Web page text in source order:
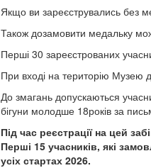
Якщо ви зареєструвались без
Також дозамовити медальку
Перші 30 зареєстрованих
При вході на територію Музею
До змагань допускаються
бігуни молодше 18років за
Під час реєстрації на цей
Перші 15 учасників, які
усіх стартах 2026.